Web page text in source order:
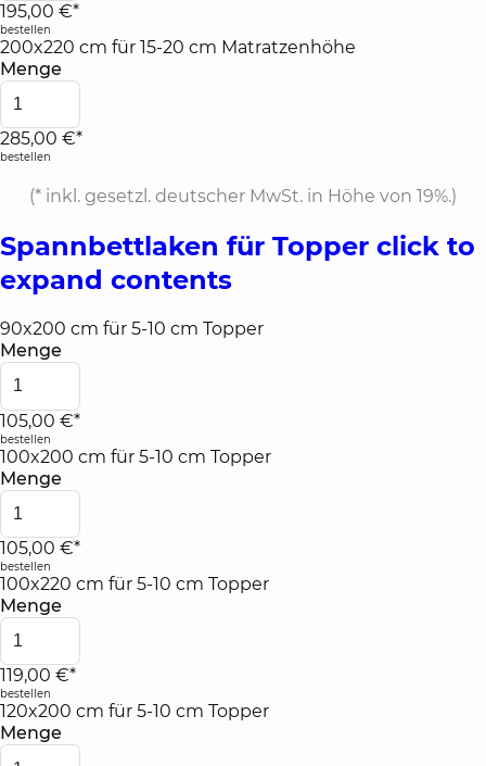
195,00 €*
bestellen
200x220 cm für 15-20 cm Matratzenhöhe
Menge
285,00 €*
bestellen
(* inkl. gesetzl. deutscher MwSt. in Höhe von 19%.)
Spannbettlaken für Topper click to
expand contents
90x200 cm für 5-10 cm Topper
Menge
105,00 €*
bestellen
100x200 cm für 5-10 cm Topper
Menge
105,00 €*
bestellen
100x220 cm für 5-10 cm Topper
Menge
119,00 €*
bestellen
120x200 cm für 5-10 cm Topper
Menge